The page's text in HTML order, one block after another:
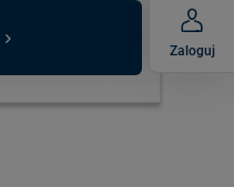
Zaloguj